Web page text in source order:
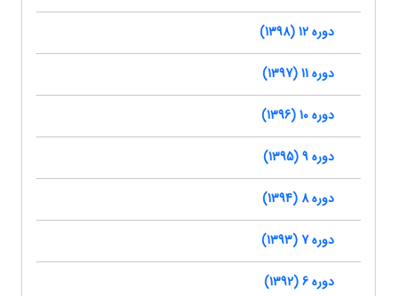
دوره 12 (1398)
دوره 11 (1397)
دوره 10 (1396)
دوره 9 (1395)
دوره 8 (1394)
دوره 7 (1393)
دوره 6 (1392)